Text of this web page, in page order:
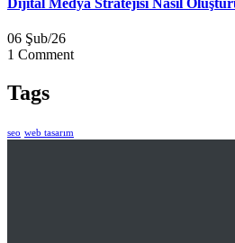
Dijital Medya Stratejisi Nasıl
06 Şub/26
1 Comment
Tags
seo web tasarım